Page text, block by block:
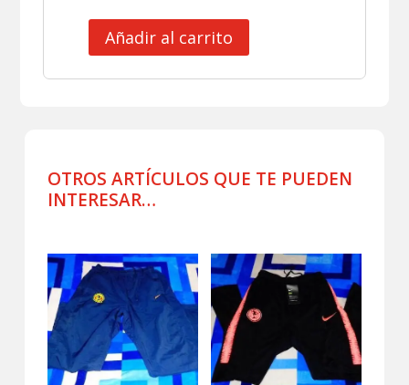
POR
JUGADOR
Añadir al carrito
OTROS ARTÍCULOS QUE TE PUEDEN
INTERESAR…